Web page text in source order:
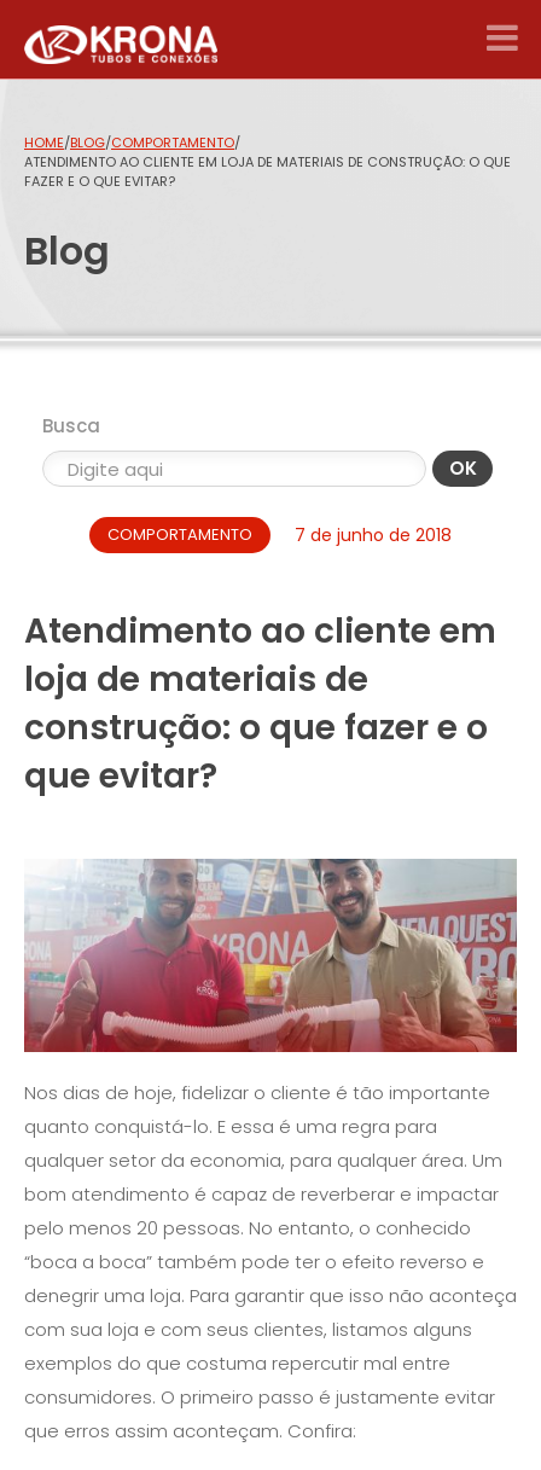
HOME/BLOG/COMPORTAMENTO/
ATENDIMENTO AO CLIENTE EM LOJA DE MATERIAIS DE CONSTRUÇÃO: O QUE
FAZER E O QUE EVITAR?
Blog
Busca
OK
COMPORTAMENTO 7 de junho de 2018
Atendimento ao cliente em
loja de materiais de
construção: o que fazer e o
que evitar?
Nos dias de hoje, fidelizar o cliente é tão importante
quanto conquistá-lo. E essa é uma regra para
qualquer setor da economia, para qualquer área. Um
bom atendimento é capaz de reverberar e impactar
pelo menos 20 pessoas. No entanto, o conhecido
“boca a boca” também pode ter o efeito reverso e
denegrir uma loja. Para garantir que isso não aconteça
com sua loja e com seus clientes, listamos alguns
exemplos do que costuma repercutir mal entre
consumidores. O primeiro passo é justamente evitar
que erros assim aconteçam. Confira: